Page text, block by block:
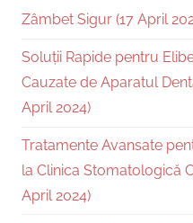
Zâmbet Sigur (17 April
Soluții Rapide pentru
Cauzate de Aparatul
April 2024)
Tratamente Avansate
la Clinica Stomatologică
April 2024)